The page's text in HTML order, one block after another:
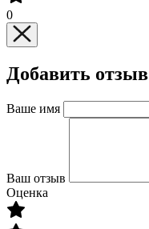
0
Добавить отзыв
Ваше имя
Ваш отзыв
Оценка